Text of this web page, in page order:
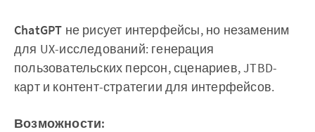
ChatGPT не рисует интерфейсы, но незаменим
для UX-исследований: генерация
пользовательских персон, сценариев, JTBD-
карт и контент-стратегии для интерфейсов.
Возможности: